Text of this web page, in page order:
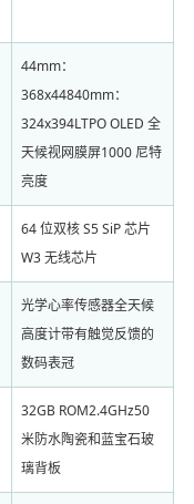
44mm：
368x44840mm：
324x394LTPO OLED 全
天候视网膜屏1000 尼特
亮度
64 位双核 S5 SiP 芯片
W3 无线芯片
光学心率传感器全天候
高度计带有触觉反馈的
数码表冠
32GB ROM2.4GHz50
米防水陶瓷和蓝宝石玻
璃背板